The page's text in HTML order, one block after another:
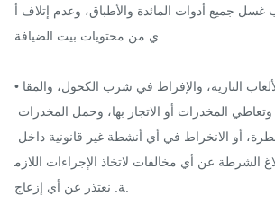
غسل جميع أدوات المائدة والأطباق، وعدم إتلاف أ
ي من محتويات بيت الضيافة.
• يُمنع منعاً باتاً إطلاق الألعاب النارية، والإفراط في شرب الكحول، والمقا
الشرطة عن أي مخالفات لاتخاذ الإجراءات اللازم
ة. نعتذر عن أي إزعاج.